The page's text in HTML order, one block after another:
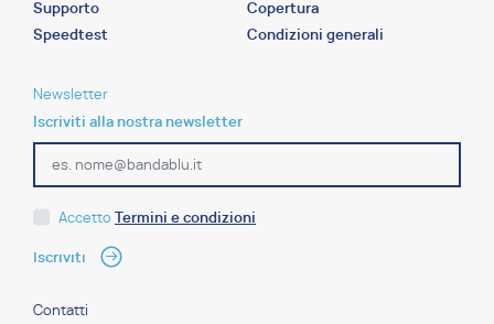
Newsletter
Iscriviti alla nostra newsletter
Accetto Termini e condizioni
Supporto
Copertura
Speedtest
Condizioni generali
Contatti